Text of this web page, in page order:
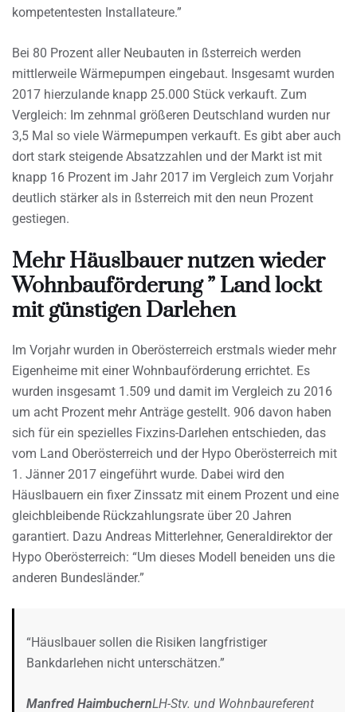
kompetentesten Installateure.”
Bei 80 Prozent aller Neubauten in ßsterreich werden
mittlerweile Wärmepumpen eingebaut. Insgesamt wurden
2017 hierzulande knapp 25.000 Stück verkauft. Zum
Vergleich: Im zehnmal größeren Deutschland wurden nur
3,5 Mal so viele Wärmepumpen verkauft. Es gibt aber auch
dort stark steigende Absatzzahlen und der Markt ist mit
knapp 16 Prozent im Jahr 2017 im Vergleich zum Vorjahr
deutlich stärker als in ßsterreich mit den neun Prozent
gestiegen.
Mehr Häuslbauer nutzen wieder
Wohnbauförderung ” Land lockt
mit günstigen Darlehen
Im Vorjahr wurden in Oberösterreich erstmals wieder mehr
Eigenheime mit einer Wohnbauförderung errichtet. Es
wurden insgesamt 1.509 und damit im Vergleich zu 2016
um acht Prozent mehr Anträge gestellt. 906 davon haben
sich für ein spezielles Fixzins-Darlehen entschieden, das
vom Land Oberösterreich und der Hypo Oberösterreich mit
1. Jänner 2017 eingeführt wurde. Dabei wird den
Häuslbauern ein fixer Zinssatz mit einem Prozent und eine
gleichbleibende Rückzahlungsrate über 20 Jahren
garantiert. Dazu Andreas Mitterlehner, Generaldirektor der
Hypo Oberösterreich: “Um dieses Modell beneiden uns die
anderen Bundesländer.”
“Häuslbauer sollen die Risiken langfristiger
Bankdarlehen nicht unterschätzen.”
Manfred HaimbuchernLH-Stv. und Wohnbaureferent